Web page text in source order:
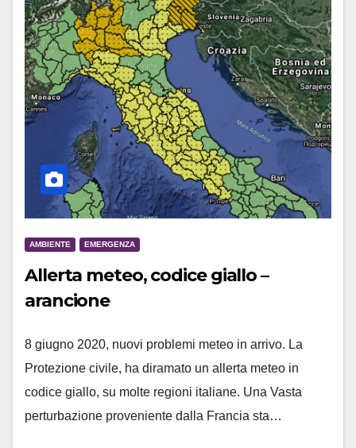
AMBIENTE EMERGENZA
Allerta meteo, codice giallo –
arancione
8 giugno 2020, nuovi problemi meteo in arrivo. La
Protezione civile, ha diramato un allerta meteo in
codice giallo, su molte regioni italiane. Una Vasta
perturbazione proveniente dalla Francia sta…